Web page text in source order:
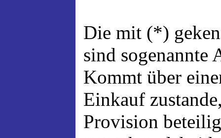
Die mit (*)
sind
Kommt über
Einkauf
Provision